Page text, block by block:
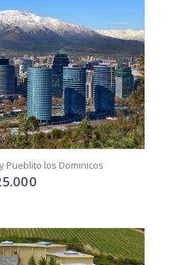
Pueblito los Dominicos